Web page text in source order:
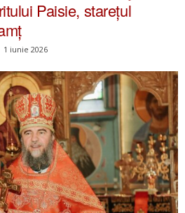
Paisie, starețul
1 iunie 2026